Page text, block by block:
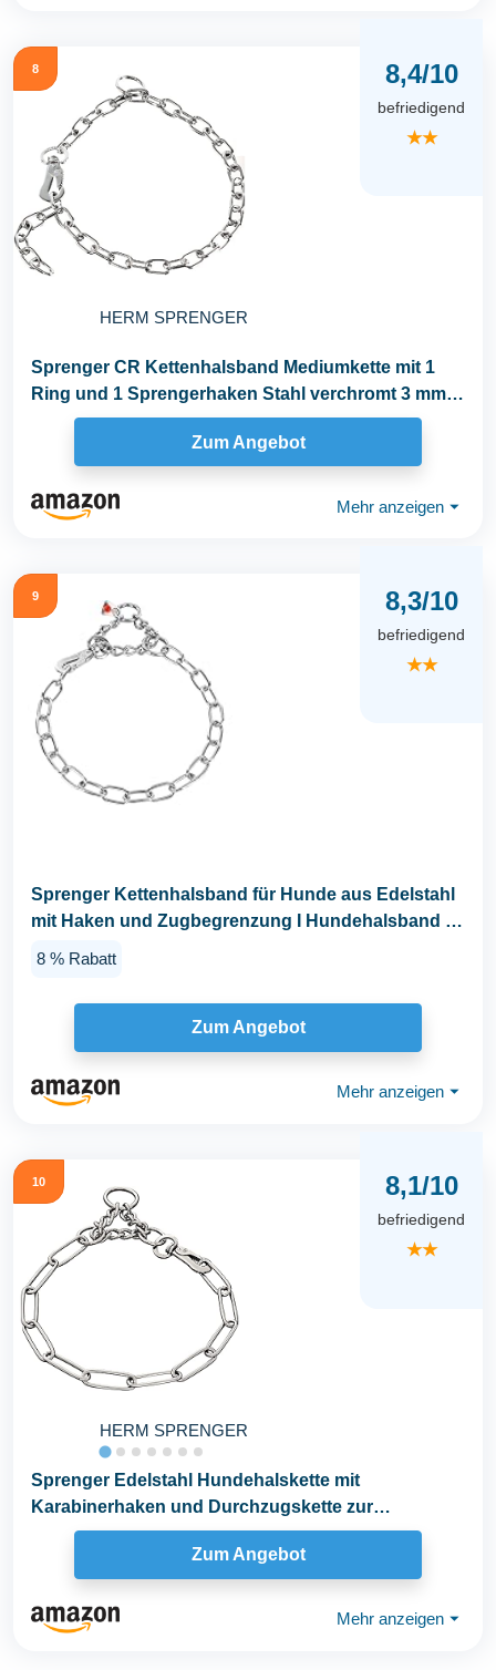
8
HERM SPRENGER
8,4/10
befriedigend
★★
Sprenger CR Kettenhalsband Mediumkette mit 1
Ring und 1 Sprengerhaken Stahl verchromt 3 mm
Zum Angebot
Mehr anzeigen ⏷
9 8,3/10
befriedigend
★★
Sprenger Kettenhalsband für Hunde aus Edelstahl
mit Haken und Zugbegrenzung I Hundehalsband m
8 % Rabatt
Zum Angebot
Mehr anzeigen ⏷
10
HERM SPRENGER
8,1/10
befriedigend
★★
Sprenger Edelstahl Hundehalskette mit
Karabinerhaken und Durchzugskette zur
Zugbegrenzung I...
Zum Angebot
Mehr anzeigen ⏷